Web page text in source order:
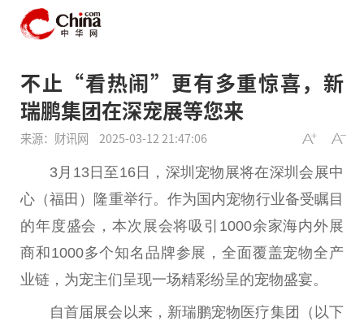
不止“看热闹”更有多重惊喜，新
瑞鹏集团在深宠展等您来
来源：财讯网 2025-03-12 21:47:06
3月13日至16日，深圳宠物展将在深圳会展中
心（福田）隆重举行。作为国内宠物行业备受瞩目
的年度盛会，本次展会将吸引1000余家海内外展
商和1000多个知名品牌参展，全面覆盖宠物全产
业链，为宠主们呈现一场精彩纷呈的宠物盛宴。
自首届展会以来，新瑞鹏宠物医疗集团（以下